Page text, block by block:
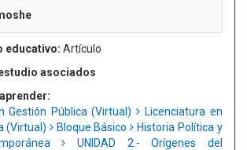
educativo: Artículo
asociados
Gestión Pública (Virtual)
Licenciatura en
(Virtual)
Bloque Básico
Historia Política y
UNIDAD 2.- Orígenes del